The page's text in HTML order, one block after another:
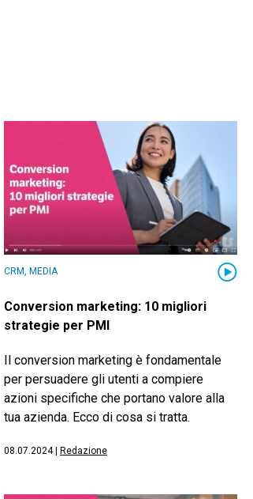
CRM, MEDIA
Conversion marketing: 10 migliori
strategie per PMI
Il conversion marketing è fondamentale
per persuadere gli utenti a compiere
azioni specifiche che portano valore alla
tua azienda. Ecco di cosa si tratta.
08.07.2024| Redazione